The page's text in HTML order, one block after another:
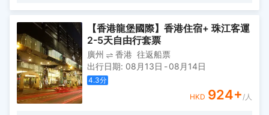
值的酒店住宿服務，令旅途更寫意自在。
【香港龍堡國際】香港住宿+ 珠江客運
2-5天自由行套票
廣州 香港 往返船票
出行日期: 08月13日 -08月14日
4.3分
HKD 924+/人